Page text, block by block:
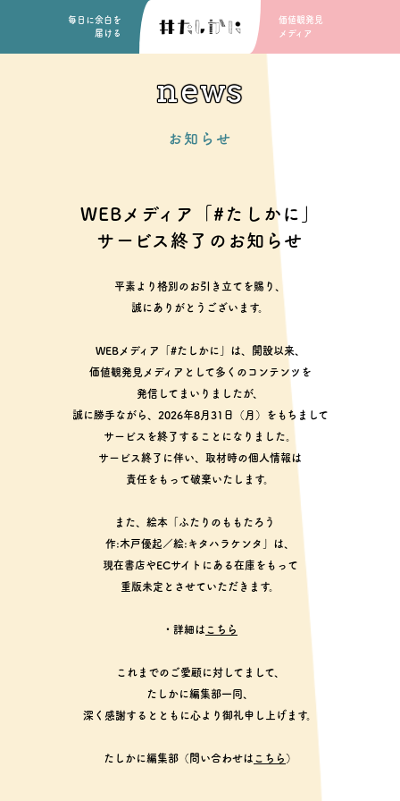
毎日に余白を
届ける
価値観発見
メディア
news
お知らせ
WEBメディア「#たしかに」
サービス終了のお知らせ
平素より格別のお引き立てを賜り、
誠にありがとうございます。
WEBメディア「#たしかに」は、開設以来、
価値観発見メディアとして多くのコンテンツを
発信してまいりましたが、
誠に勝手ながら、2026年8月31日（月）をもちまして
サービスを終了することになりました。
サービス終了に伴い、取材時の個人情報は
責任をもって破棄いたします。
また、絵本「ふたりのももたろう
作:木戸優起／絵:キタハラケンタ」は、
現在書店やECサイトにある在庫をもって
重版未定とさせていただきます。
・詳細は こちら
これまでのご愛顧に対してまして、
たしかに編集部一同、
深く感謝するとともに心より御礼申し上げます。
たしかに編集部（問い合わせは こちら ）